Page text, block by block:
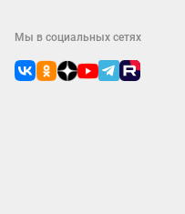
Мы в социальных сетях